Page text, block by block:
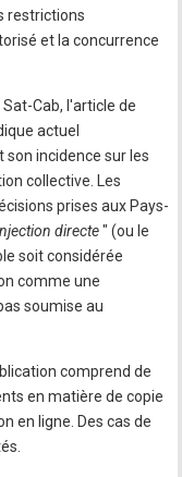
restrictions
et la concurrence
Cab, l'article de
actuel
incidence sur les
collective. Les
prises aux Pays-
directe" (ou le
soit considérée
comme une
soumise au
comprend de
en matière de copie
en ligne. Des cas de